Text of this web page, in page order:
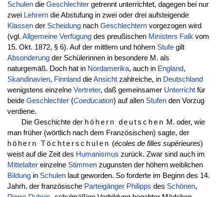
Schulendie Geschlechtergetrennt unterrichtet, dagegen bei nur
zwei Lehrerndie Abstufung in zwei oder drei aufsteigende
Klassender Scheidungnach Geschlechternvorgezogen wird
(vgl. Allgemeine Verfügungdes preußischen Ministers Falkvom
15. Okt. 1872, § 6). Auf der mittlern und höhern Stufegilt
Absonderungder Schülerinnen in besondere M. als
naturgemäß. Doch hat in Nordamerika, auch in England,
Skandinavien, Finnland dieAnsichtzahlreiche, in Deutschland
wenigstens einzelne Vertreter, daß gemeinsamer Unterrichtfür
beide Geschlechter(Coeducation) auf allen Stufenden Vorzug
verdiene.
Die Geschichte der höhern deutschen M. oder, wie
man früher (wörtlich nach dem Französischen) sagte, der
höhern Töchterschulen (écoles de filles supérieures)
weist auf die Zeit des Humanismus zurück. Zwar sind auch im
Mittelaltereinzelne Stimmenzugunsten der höhern weiblichen
Bildungin Schulenlaut geworden. So forderte im Beginn des 14.
Jahrh. der französische Parteigänger Philipps des Schönen,